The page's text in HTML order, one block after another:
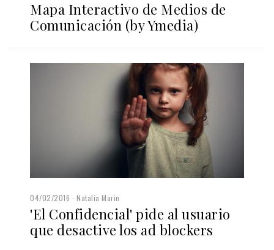
Mapa Interactivo de Medios de
Comunicación (by Ymedia)
04/02/2016 Natalia Marin
'El Confidencial' pide al usuario
que desactive los ad blockers